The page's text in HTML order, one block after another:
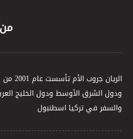
ودول الشرق الأوسط ودول الخليج
والسفر في تركيا اسطنبول